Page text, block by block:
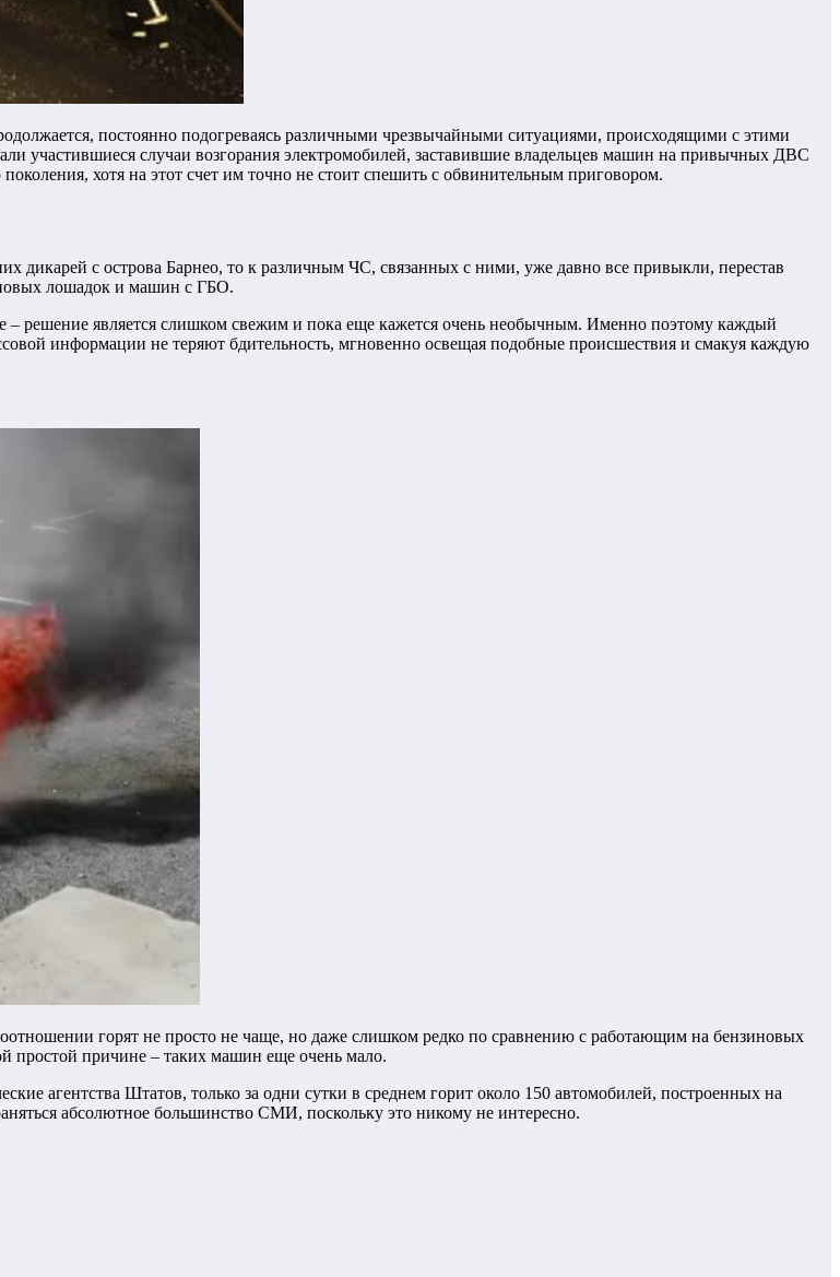
постоянно подогреваясь различными чрезвычайными ситуациями, происходящими с этими
участившиеся случаи возгорания электромобилей, заставившие владельцев машин на привычных ДВС
хотя на этот счет им точно не стоит спешить с обвинительным приговором.
дикарей с острова Барнео, то к различным ЧС, связанных с ними, уже давно все привыкли, перестав
лошадок и машин с ГБО.
решение является слишком свежим и пока еще кажется очень необычным. Именно поэтому каждый
информации не теряют бдительность, мгновенно освещая подобные происшествия и смакуя каждую
горят не просто не чаще, но даже слишком редко по сравнению с работающим на бензиновых
простой причине – таких машин еще очень мало.
агентства Штатов, только за одни сутки в среднем горит около 150 автомобилей, построенных на
абсолютное большинство СМИ, поскольку это никому не интересно.